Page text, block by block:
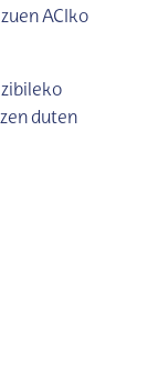
ACIko
duten